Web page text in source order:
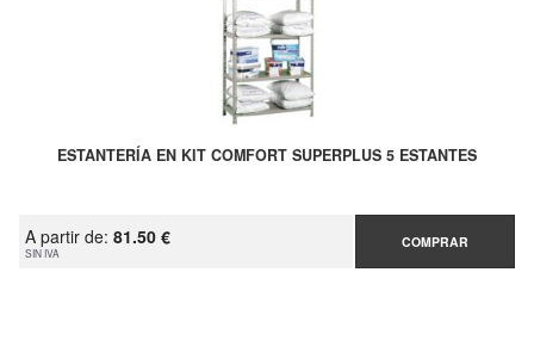
ESTANTERÍA EN KIT COMFORT SUPERPLUS 5 ESTANTES
A partir de: 81.50 €
SIN IVA
COMPRAR